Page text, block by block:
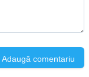
Adaugă comentariu